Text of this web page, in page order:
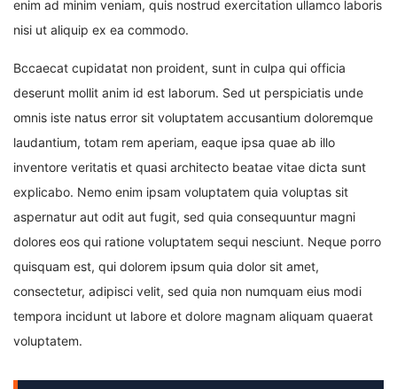
enim ad minim veniam, quis nostrud exercitation ullamco laboris
nisi ut aliquip ex ea commodo.
Bccaecat cupidatat non proident, sunt in culpa qui officia
deserunt mollit anim id est laborum. Sed ut perspiciatis unde
omnis iste natus error sit voluptatem accusantium doloremque
laudantium, totam rem aperiam, eaque ipsa quae ab illo
inventore veritatis et quasi architecto beatae vitae dicta sunt
explicabo. Nemo enim ipsam voluptatem quia voluptas sit
aspernatur aut odit aut fugit, sed quia consequuntur magni
dolores eos qui ratione voluptatem sequi nesciunt. Neque porro
quisquam est, qui dolorem ipsum quia dolor sit amet,
consectetur, adipisci velit, sed quia non numquam eius modi
tempora incidunt ut labore et dolore magnam aliquam quaerat
voluptatem.